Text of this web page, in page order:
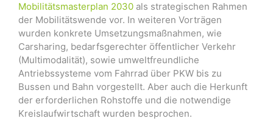
Mobilitätsmasterplan 2030 als strategischen Rahmen
der Mobilitätswende vor. In weiteren Vorträgen
wurden konkrete Umsetzungsmaßnahmen, wie
Carsharing, bedarfsgerechter öffentlicher Verkehr
(Multimodalität), sowie umweltfreundliche
Antriebssysteme vom Fahrrad über PKW bis zu
Bussen und Bahn vorgestellt. Aber auch die Herkunft
der erforderlichen Rohstoffe und die notwendige
Kreislaufwirtschaft wurden besprochen.